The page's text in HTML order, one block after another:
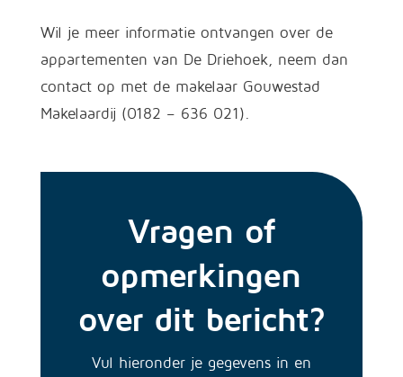
Wil je meer informatie ontvangen over de
appartementen van De Driehoek, neem dan
contact op met de makelaar Gouwestad
Makelaardij (0182 – 636 021).
Vragen of
opmerkingen
over dit bericht?
Vul hieronder je gegevens in en